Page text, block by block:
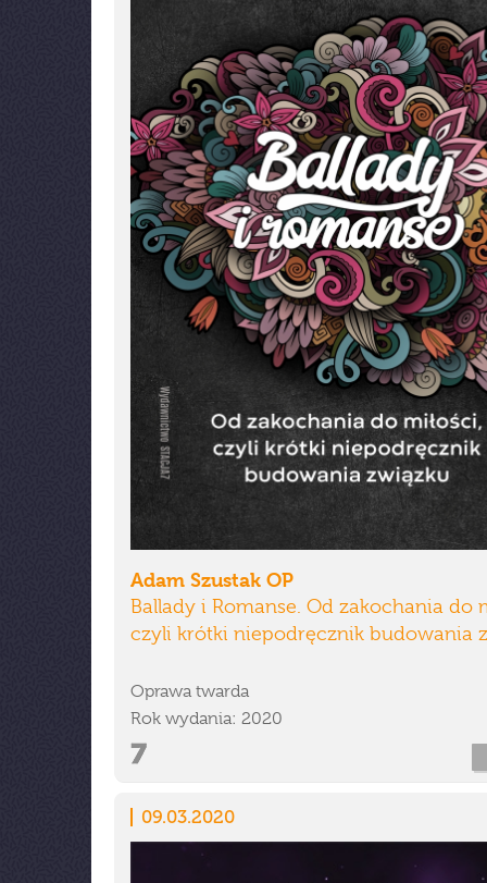
Adam Szustak OP
Ballady i Romanse. Od zakochania do
czyli krótki niepodręcznik budowania
Oprawa twarda
Rok wydania: 2020
09.03.2020